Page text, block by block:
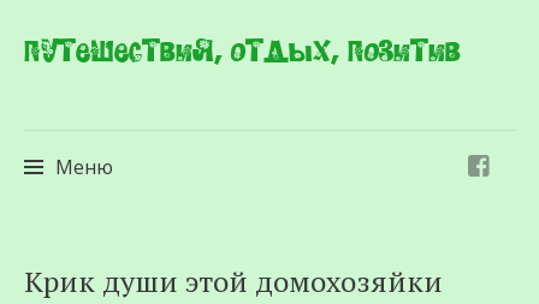
Путешествия, отдых, позитив
Меню
к
Крик души этой домохозяйки